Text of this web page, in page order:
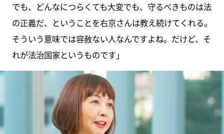
でも、どんなにつらくても大変でも、守るべきものは法
の正義だ、ということを右京さんは教え続けてくれる。
そういう意味では容赦ない人なんですよね。だけど、そ
れが法治国家というものです」